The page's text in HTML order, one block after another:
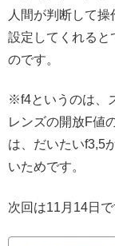
人間が判断して
設定してくれると
のです。
※f4というのは、
レンズの開放F値
は、だいたいf3,5
いためです。
次回は11月14日で